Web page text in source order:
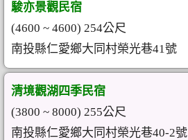
駿亦景觀民宿
(4600 ~ 4600) 254公尺
南投縣仁愛鄉大同村榮光巷41號
清境觀湖四季民宿
(3800 ~ 8000) 255公尺
南投縣仁愛鄉大同村榮光巷40-2號